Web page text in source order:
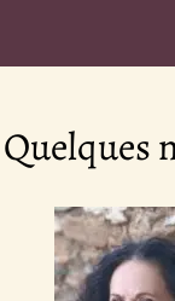
Quelques